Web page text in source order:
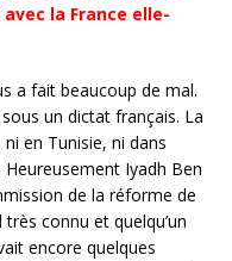
la France elle-
a fait beaucoup de mal.
un dictat français. La
en Tunisie, ni dans
Heureusement Iyadh Ben
de la réforme de
connu et quelqu’un
encore quelques